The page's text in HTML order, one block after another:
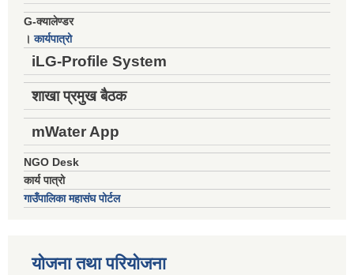
G-क्यालेण्डर
।कार्यपात्रो
iLG-Profile System
शाखा प्रमुख बैठक
mWater App
NGO Desk
कार्य पात्रो
गाउँपालिका महासंघ पोर्टल
योजना तथा परियोजना